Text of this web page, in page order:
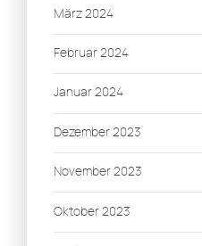
März 2024
Februar 2024
Januar 2024
Dezember 2023
November 2023
Oktober 2023